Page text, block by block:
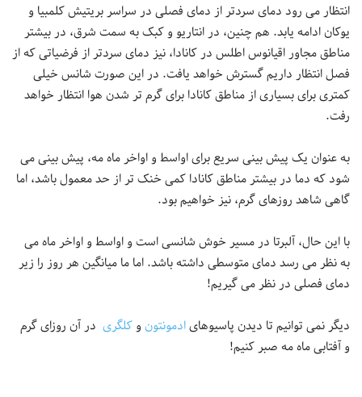
انتظار می رود دمای سردتر از دمای فصلی در سراسر بریتیش کلمبیا و
یوکان ادامه یابد. هم چنین، در انتاریو و کبک به سمت شرق، در بیشتر
مناطق مجاور اقیانوس اطلس در کانادا، نیز دمای سردتر از فرضیاتی که از
فصل انتظار داریم گسترش خواهد یافت. در این صورت شانس خیلی
کمتری برای بسیاری از مناطق کانادا برای گرم تر شدن هوا انتظار خواهد
رفت.
به عنوان یک پیش بینی سریع برای اواسط و اواخر ماه مه، پیش بینی می
شود که دما در بیشتر مناطق کانادا کمی خنک تر از حد معمول باشد، اما
گاهی شاهد روزهای گرم، نیز خواهیم بود.
با این حال، آلبرتا در مسیر خوش شانسی است و اواسط و اواخر ماه می
به نظر می رسد دمای متوسطی داشته باشد. اما ما میانگین هر روز را زیر
دمای فصلی در نظر می گیریم!
دیگر نمی توانیم تا دیدن پاسیوهایادمونتونوکلگری در آن روزای گرم
و آفتابی ماه مه صبر کنیم!